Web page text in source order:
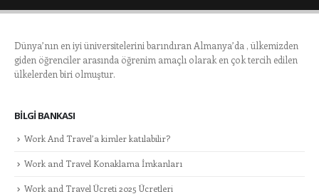
Dünya’nın en iyi üniversitelerini barındıran Almanya’da , ülkemizden
giden öğrenciler arasında öğrenim amaçlı olarak en çok tercih edilen
ülkelerden biri olmuştur.
BILGI BANKASI
Work And Travel’a kimler katılabilir?
Work and Travel Konaklama İmkanları
Work and Travel Ücreti 2025 Ücretleri